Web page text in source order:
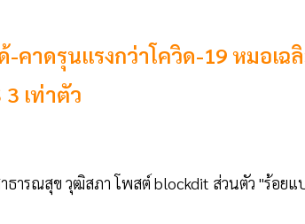
คาดรุนแรงกว่าโควิด-19 หมอเฉ
3 เท่าตัว
ธารณสุข วุฒิสภา โพสต์ blockdit ส่วนตัว "ร้อยแ